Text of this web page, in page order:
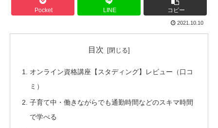
Pocket LINE コピー
2021.10.10
目次
オンライン資格講座【スタディング】レビュー（口コ
ミ）
子育て中・働きながらでも通勤時間などのスキマ時間
で学べる